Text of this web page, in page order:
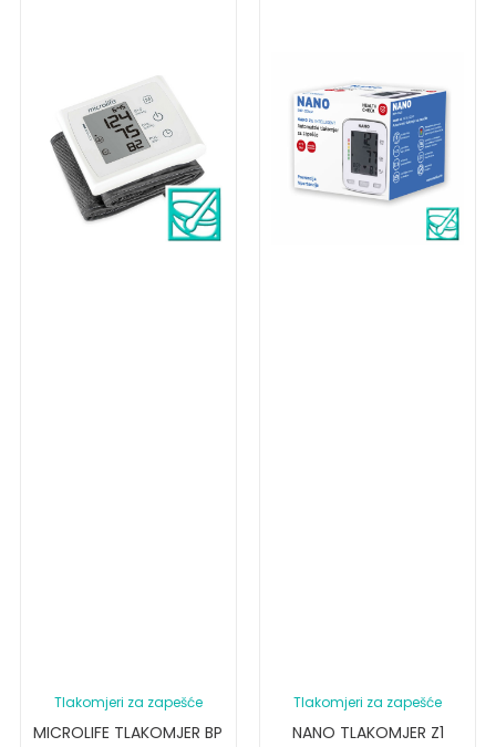
Tlakomjeri za zapešće
MICROLIFE TLAKOMJER BP
Tlakomjeri za zapešće
NANO TLAKOMJER Z1